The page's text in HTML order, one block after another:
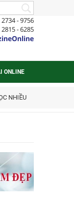
2734 - 9756
2815 - 6285
ONLINE
NHIỀU